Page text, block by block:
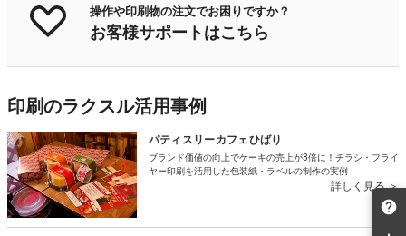
操作や印刷物の注文でお困りですか？
お客様サポートはこちら
印刷のラクスル活用事例
パティスリーカフェひばり
ブランド価値の向上でケーキの売上が3倍に！チラシ・フライ
ヤー印刷を活用した包装紙・ラベルの制作の実例
詳しく見る ＞